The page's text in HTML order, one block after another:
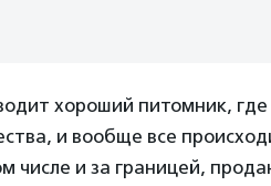
хороший питомник, где
и вообще все
числе и за границей,